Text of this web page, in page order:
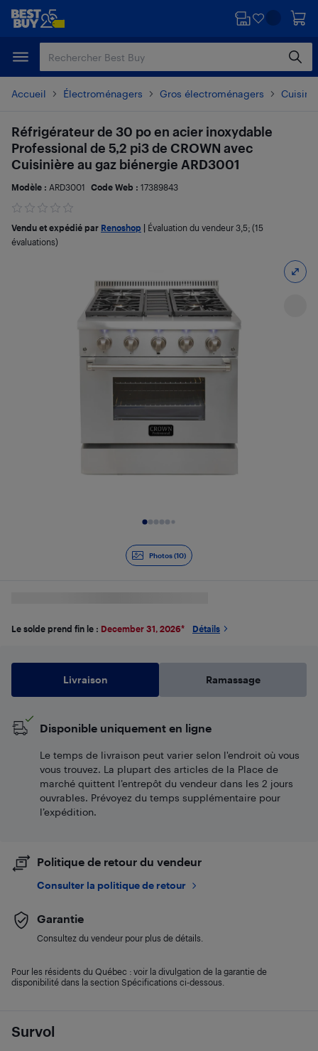
Passer
principal
Passer
Accueil Électroménagers Gros électroménagers
Photos (10)
Survol
Réfrigérateur de 30 po en acier inoxydable
Professional de 5,2 pi3 de CROWN avec
Cuisinière au gaz biénergie ARD3001
Modèle : ARD3001 Code Web : 17389843
Vendu et expédié par Renoshop Évaluation du vendeur 3,5; (15
évaluations)
Le solde prend fin le : December 31, 2026* Détails
Livraison Ramassage
Disponible uniquement en ligne
Le temps de livraison peut varier selon l'endroit où vous
vous trouvez. La plupart des articles de la Place de
marché quittent l’entrepôt du vendeur dans les 2 jours
ouvrables. Prévoyez du temps supplémentaire pour
l’expédition.
Politique de retour du vendeur
Consulter la politique de retour
Garantie
Consultez du vendeur pour plus de détails.
Pour les résidents du Québec : voir la divulgation de la garantie de
disponibilité dans la section Spécifications ci-dessous.